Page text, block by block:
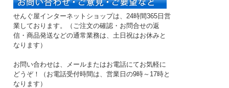
せんぐ屋インターネットショップは、24時間365日営
業しております。（ご注文の確認・お問合せの返
信・商品発送などの通常業務は、土日祝はお休みと
なります）
お問い合わせは、メールまたはお電話にてお気軽に
どうぞ！（お電話受付時間は、 営業日の9時～17時と
なります）